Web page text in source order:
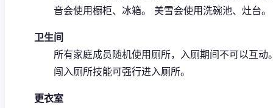
音会使用橱柜、冰箱。
美雪会使用洗碗池、灶台。
卫生间
所有家庭成员随机使用厕所，入厕期间不可以互动
闯入厕所技能可强行进入厕所。
更衣室